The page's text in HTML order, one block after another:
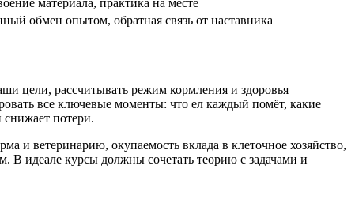
материала, практика на месте
обмен опытом, обратная связь от наставника
цели, рассчитывать режим кормления и здоровья
все ключевые моменты: что ел каждый помёт, какие
снижает потери.
и ветеринарию, окупаемость вклада в клеточное хозяйство,
В идеале курсы должны сочетать теорию с задачами и